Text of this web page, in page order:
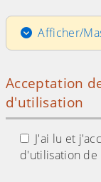
Afficher/
Acceptation
d'utilisation
J'ai lu et
d'utilisation